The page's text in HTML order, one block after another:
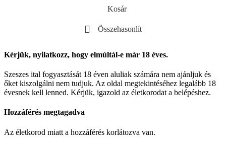
Kosár
Összehasonlít
Kérjük, nyilatkozz, hogy elmúltál-e már 18 éves.
Szeszes ital fogyasztását 18 éven aluliak számára nem ajánljuk és
őket kiszolgálni nem tudjuk. Az oldal megtekintéséhez legalább 18
évesnek kell lenned. Kérjük, igazold az életkorodat a belépéshez.
Hozzáférés megtagadva
Az életkorod miatt a hozzáférés korlátozva van.